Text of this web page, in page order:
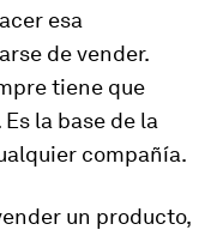
esa
de vender.
tiene que
la base de la
compañía.
un producto,